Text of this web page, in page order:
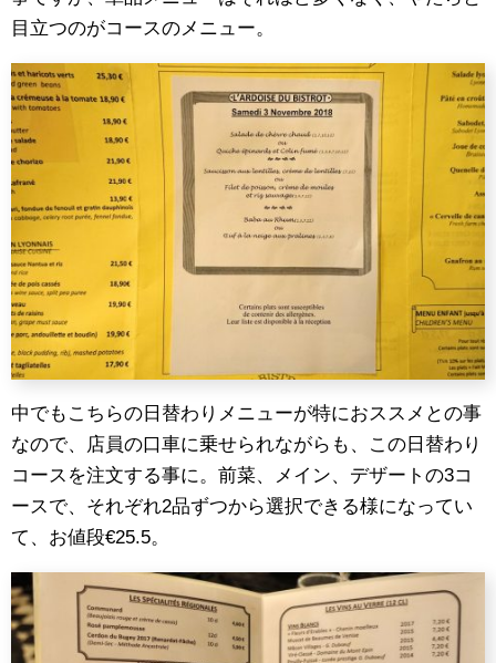
目立つのがコースのメニュー。
中でもこちらの日替わりメニューが特におススメとの事
なので、店員の口車に乗せられながらも、この日替わり
コースを注文する事に。前菜、メイン、デザートの3コ
ースで、それぞれ2品ずつから選択できる様になってい
て、お値段€25.5。